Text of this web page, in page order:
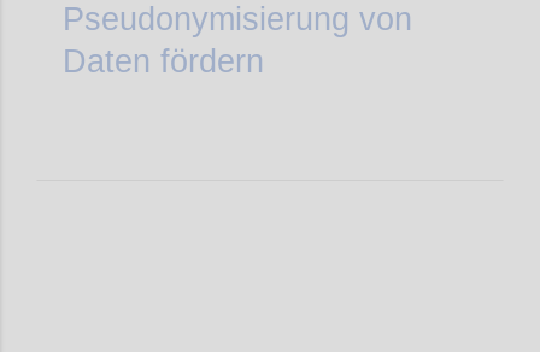
Pseudonymisierung von
Daten fördern